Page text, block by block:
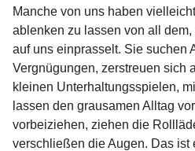
Manche von uns haben
ablenken zu lassen von all
auf uns einprasselt. Sie suchen
Vergnügungen, zerstreuen sich
kleinen Unterhaltungsspielen,
lassen den grausamen Alltag
vorbeiziehen, ziehen die
verschließen die Augen. Das ist